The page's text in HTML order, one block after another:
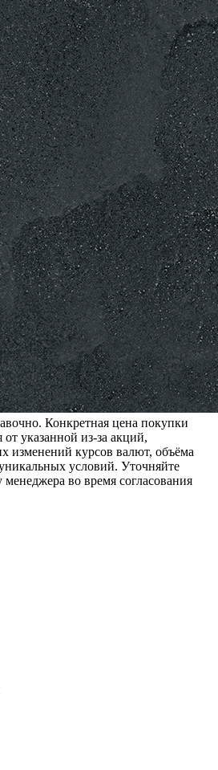
Конкретная цена покупки
от указанной из-за акций,
изменений курсов валют, объёма
условий. Уточняйте
во время согласования